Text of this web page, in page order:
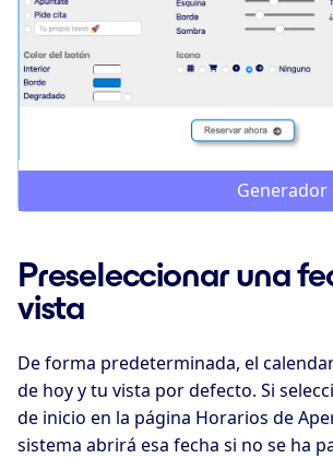
Preseleccionar una
vista
De forma predeterminada, el
de hoy y tu vista por defecto. Si
de inicio en la página Horarios de
sistema abrirá esa fecha si no se ha